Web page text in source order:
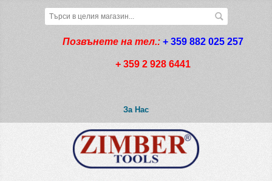
Позвънете на тел.: + 359 882 025 257
+ 359 2 928 6441
За Нас